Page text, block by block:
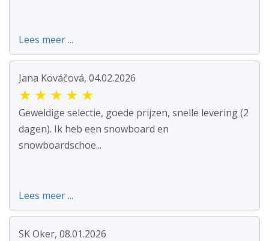
Lees meer ...
Jana Kováčová, 04.02.2026
★ ★ ★ ★ ★
Geweldige selectie, goede prijzen, snelle levering (2
dagen). Ik heb een snowboard en
snowboardschoe...
Lees meer ...
SK Oker, 08.01.2026